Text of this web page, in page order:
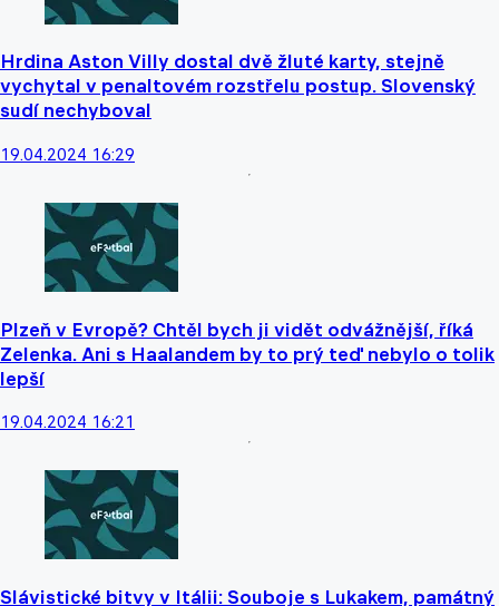
Hrdina Aston Villy dostal dvě žluté karty, stejně
vychytal v penaltovém rozstřelu postup. Slovenský
sudí nechyboval
19.04.2024 16:29
Plzeň v Evropě? Chtěl bych ji vidět odvážnější, říká
Zelenka. Ani s Haalandem by to prý teď nebylo o tolik
lepší
19.04.2024 16:21
Slávistické bitvy v Itálii: Souboje s Lukakem, památný